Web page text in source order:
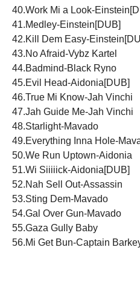
40.Work Mi a Look-
41.Medley-Einstein[DUB]
42.Kill Dem Easy-
43.No Afraid-Vybz Kartel
44.Badmind-Black Ryno
45.Evil Head-Aidonia[DUB]
46.True Mi Know-Jah Vinchi
47.Jah Guide Me-Jah Vinchi
48.Starlight-Mavado
49.Everything Inna Hole-
50.We Run Uptown-Aidonia
51.Wi Siiiiick-Aidonia[DUB]
52.Nah Sell Out-Assassin
53.Sting Dem-Mavado
54.Gal Over Gun-Mavado
55.Gaza Gully Baby
56.Mi Get Bun-Captain